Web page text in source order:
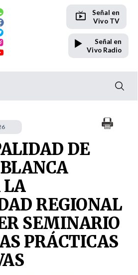
Señal en
Vivo TV
Señal en
Vivo Radio
DE
LA
REGIONAL
SEMINARIO
PRÁCTICAS